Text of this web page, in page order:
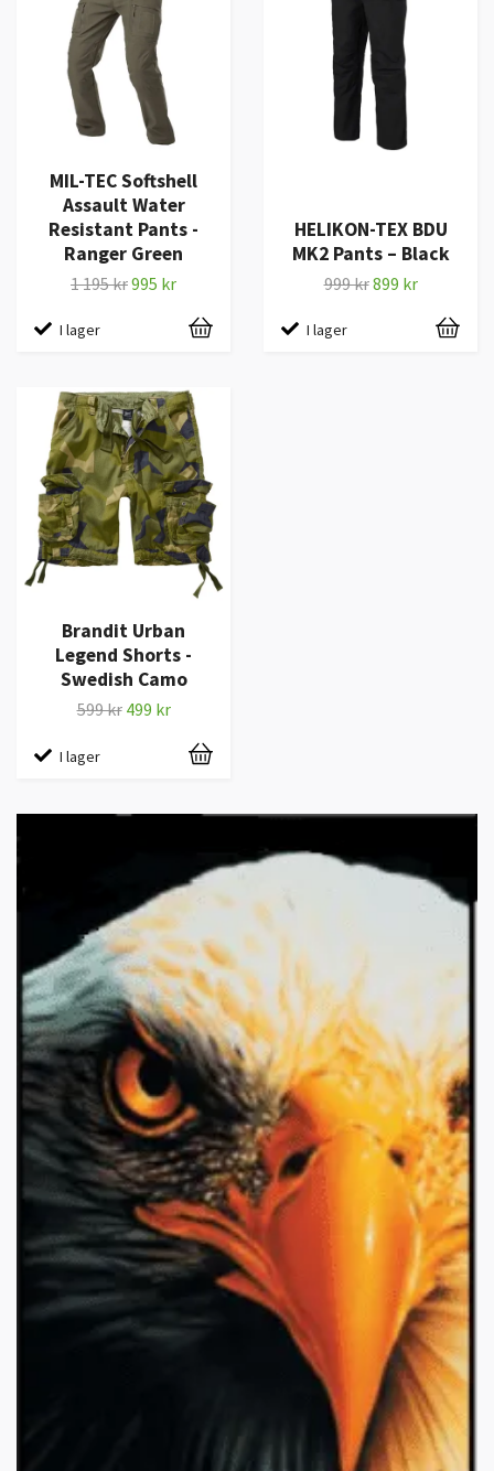
MIL-TEC Softshell
Assault Water
Resistant Pants -
Ranger Green
1 195 kr995 kr
I lager
HELIKON-TEX BDU
MK2 Pants – Black
999 kr899 kr
I lager
Brandit Urban
Legend Shorts -
Swedish Camo
599 kr 499 kr
I lager